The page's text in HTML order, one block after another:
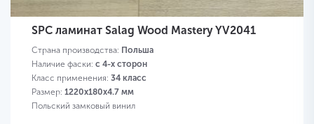
SPC ламинат Salag Wood Mastery YV2041
Страна производства: Польша
Наличие фаски: с 4-х сторон
Класс применения: 34 класс
Размер: 1220х180х4.7 мм
Польский замковый винил